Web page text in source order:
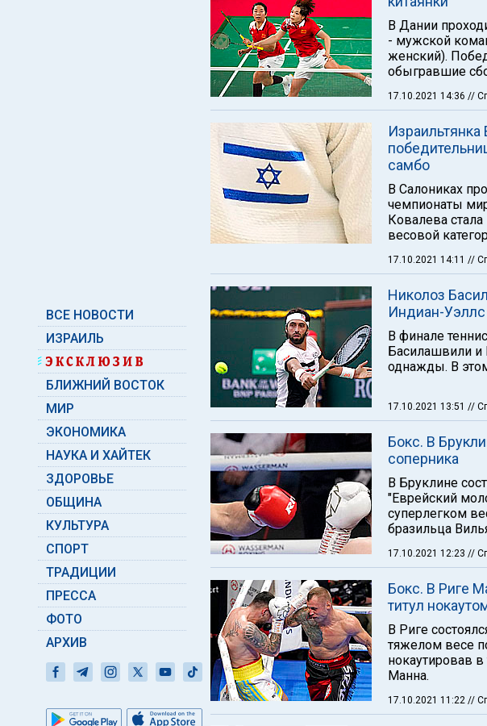
ВСЕ НОВОСТИ
ИЗРАИЛЬ
БЛИЖНИЙ ВОСТОК
МИР
ЭКОНОМИКА
НАУКА И ХАЙТЕК
ЗДОРОВЬЕ
ОБЩИНА
КУЛЬТУРА
СПОРТ
ТРАДИЦИИ
ПРЕССА
ФОТО
АРХИВ
В Дании
- мужской
женский).
обыгравшие
17.10.2021 14:36 //
Израильтянка
самбо
В Салониках
чемпионаты
Ковалева
весовой
17.10.2021 14:11 //
Николоз
Индиан-Уэллс
В финале
Басилашвили и
однажды. В
17.10.2021 13:51 //
Бокс. В
соперника
В Бруклине
"Еврейский
суперлегком
бразильца
17.10.2021 12:23 //
Бокс. В Риге
титул
В Риге
тяжелом весе
нокаутировав
Манна.
17.10.2021 11:22 //